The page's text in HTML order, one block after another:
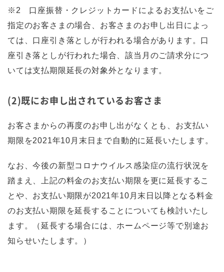
※2 口座振替・クレジットカードによるお支払いをご
指定のお客さまの場合、お客さまのお申し出日によっ
ては、口座引き落としが行われる場合があります。口
座引き落としが行われた場合、該当月のご請求分につ
いては支払期限延長の対象外となります。
(2)既にお申し出されているお客さま
お客さまからの再度のお申し出がなくとも、お支払い
期限を2021年10月末日まで自動的に延長いたします。
なお、今後の新型コロナウイルス感染症の流行状況を
踏まえ、上記の料金のお支払い期限を更に延長するこ
とや、お支払い期限が2021年10月末日以降となる料金
のお支払い期限を延長することについても検討いたし
ます。（延長する場合には、ホームページ等で別途お
知らせいたします。）